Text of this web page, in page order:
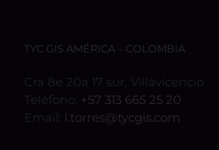
TYC GIS AMÉRICA – COLOMBIA
Cra 8e 20a 17 sur, Villavicencio
Teléfono: +57 313 665 25 20
Email:
l.torres@tycgis.com